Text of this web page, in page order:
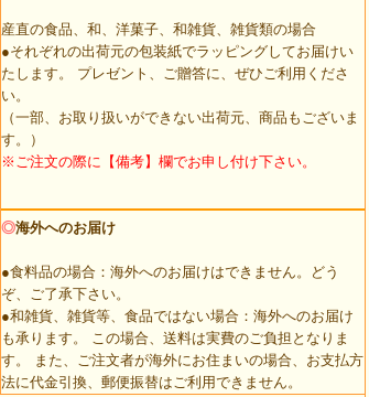
産直の食品、和、洋菓子、和雑貨、雑貨類の場合
●それぞれの出荷元の包装紙でラッピングしてお届けい
たします。 プレゼント、ご贈答に、ぜひご利用くださ
い。
（一部、お取り扱いができない出荷元、商品もございま
す。）
※ご注文の際に【備考】欄でお申し付け下さい。
◎海外へのお届け
●食料品の場合：海外へのお届けはできません。どう
ぞ、ご了承下さい。
●和雑貨、雑貨等、食品ではない場合：海外へのお届け
も承ります。 この場合、送料は実費のご負担となりま
す。 また、ご注文者が海外にお住まいの場合、お支払方
法に代金引換、郵便振替はご利用できません。